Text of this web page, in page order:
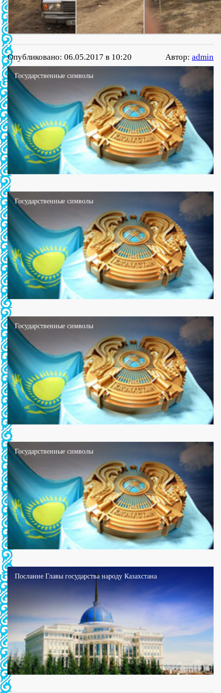
Опубликовано: 06.05.2017 в 10:20 Автор: admin
Государственные символы
Государственные символы
Государственные символы
Государственные символы
Послание Главы государства народу Казахстана